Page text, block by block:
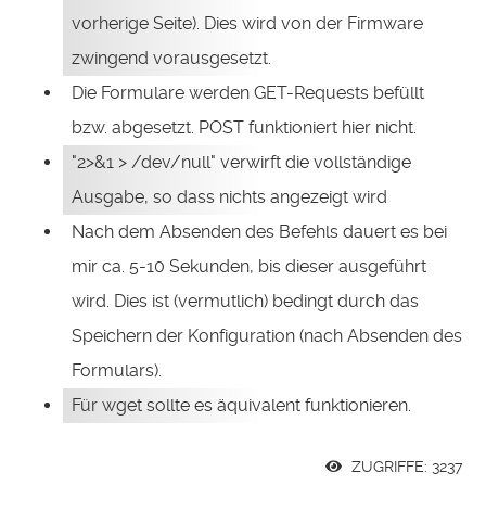
vorherige Seite). Dies wird von der Firmware
zwingend vorausgesetzt.
Die Formulare werden GET-Requests befüllt
bzw. abgesetzt. POST funktioniert hier nicht.
"2>&1 > /dev/null" verwirft die vollständige
Ausgabe, so dass nichts angezeigt wird
Nach dem Absenden des Befehls dauert es bei
mir ca. 5-10 Sekunden, bis dieser ausgeführt
wird. Dies ist (vermutlich) bedingt durch das
Speichern der Konfiguration (nach Absenden des
Formulars).
Für wget sollte es äquivalent funktionieren.
ZUGRIFFE: 3237